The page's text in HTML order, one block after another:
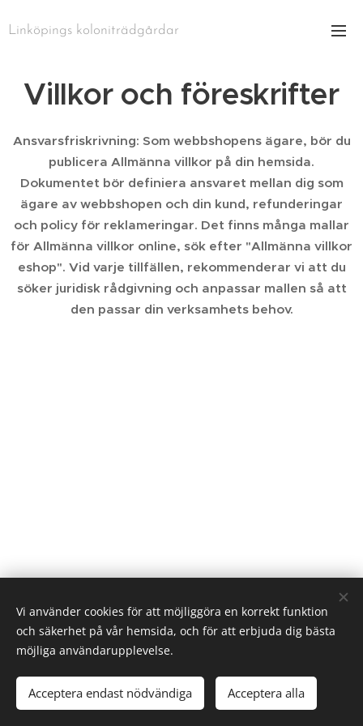
Linköpings koloniträdgårdar
Villkor och föreskrifter
Ansvarsfriskrivning: Som webbshopens ägare, bör du
publicera Allmänna villkor på din hemsida.
Dokumentet bör definiera ansvaret mellan dig som
ägare av webbshopen och din kund, refunderingar
och policy för reklameringar. Det finns många mallar
för Allmänna villkor online, sök efter "Allmänna villkor
eshop". Vid varje tillfällen, rekommenderar vi att du
söker juridisk rådgivning och anpassar mallen så att
den passar din verksamhets behov.
info@kolonisten.se
Cookies
Vi använder cookies för att möjliggöra en korrekt funktion
och säkerhet på vår hemsida, och för att erbjuda dig bästa
möjliga användarupplevelse.
Acceptera endast nödvändiga Acceptera alla